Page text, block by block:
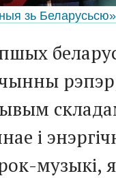
зь Беларусьсю»
і
музыкі,